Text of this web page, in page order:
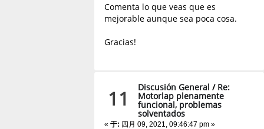
Comenta lo que veas que es
mejorable aunque sea poca cosa.
Gracias!
11 Discusión General / Re:
Motorlap plenamente
funcional, problemas
solventados
« 于: 四月 09, 2021, 09:46:47 pm »